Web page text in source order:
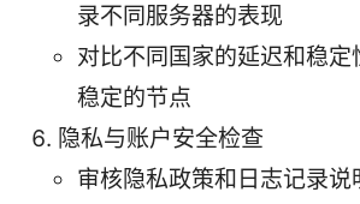
录不同服务器的表现
对比不同国家的延迟和稳定
稳定的节点
隐私与账户安全检查
审核隐私政策和日志记录说